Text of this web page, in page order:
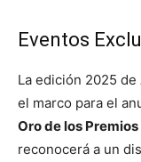
Eventos
La edición 2025
el marco para el
Oro de los
reconocerá a un